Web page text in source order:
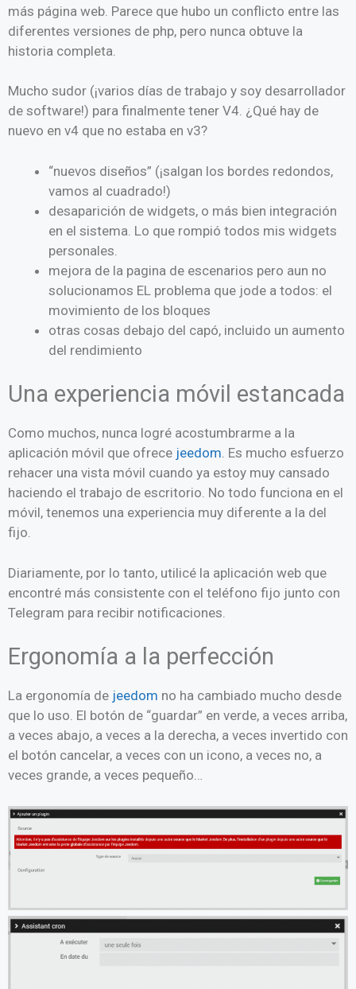
más página web. Parece que hubo un conflicto entre las
diferentes versiones de php, pero nunca obtuve la
historia completa.
Mucho sudor (¡varios días de trabajo y soy desarrollador
de software!) para finalmente tener V4. ¿Qué hay de
nuevo en v4 que no estaba en v3?
“nuevos diseños” (¡salgan los bordes redondos,
vamos al cuadrado!)
desaparición de widgets, o más bien integración
en el sistema. Lo que rompió todos mis widgets
personales.
mejora de la pagina de escenarios pero aun no
solucionamos EL problema que jode a todos: el
movimiento de los bloques
otras cosas debajo del capó, incluido un aumento
del rendimiento
Una experiencia móvil estancada
Como muchos, nunca logré acostumbrarme a la
aplicación móvil que ofrece jeedom. Es mucho esfuerzo
rehacer una vista móvil cuando ya estoy muy cansado
haciendo el trabajo de escritorio. No todo funciona en el
móvil, tenemos una experiencia muy diferente a la del
fijo.
Diariamente, por lo tanto, utilicé la aplicación web que
encontré más consistente con el teléfono fijo junto con
Telegram para recibir notificaciones.
Ergonomía a la perfección
La ergonomía de jeedom no ha cambiado mucho desde
que lo uso. El botón de “guardar” en verde, a veces arriba,
a veces abajo, a veces a la derecha, a veces invertido con
el botón cancelar, a veces con un icono, a veces no, a
veces grande, a veces pequeño…